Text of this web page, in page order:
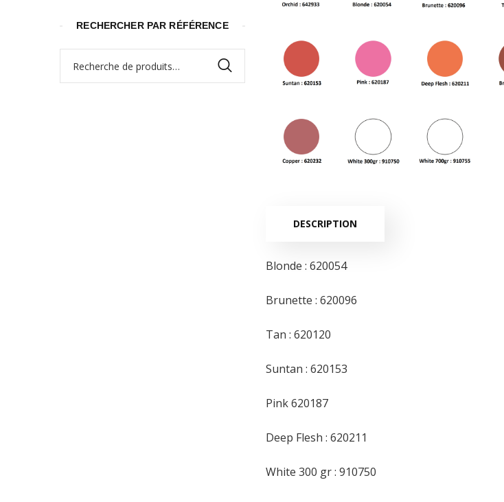
DESCRIPTION
Blonde : 620054
Brunette : 620096
Tan : 620120
Suntan : 620153
Pink 620187
Deep Flesh : 620211
White 300 gr : 910750
RECHERCHER PAR RÉFÉRENCE